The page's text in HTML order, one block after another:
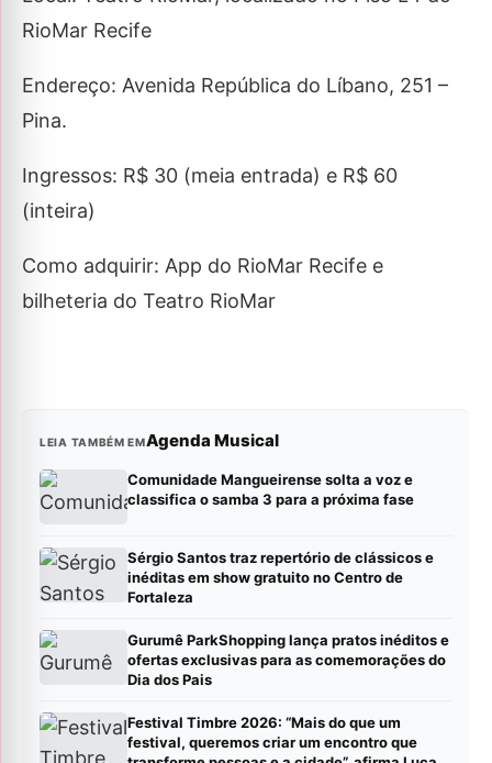
RioMar Recife
Endereço: Avenida República do Líbano, 251 –
Pina.
Ingressos: R$ 30 (meia entrada) e R$ 60
(inteira)
Como adquirir: App do RioMar Recife e
bilheteria do Teatro RioMar
LEIA TAMBÉM EMAgenda Musical
Comunidade Mangueirense solta a voz e
classifica o samba 3 para a próxima fase
Sérgio Santos traz repertório de clássicos e
inéditas em show gratuito no Centro de
Fortaleza
Gurumê ParkShopping lança pratos inéditos e
ofertas exclusivas para as comemorações do
Dia dos Pais
Festival Timbre 2026: “Mais do que um
festival, queremos criar um encontro que